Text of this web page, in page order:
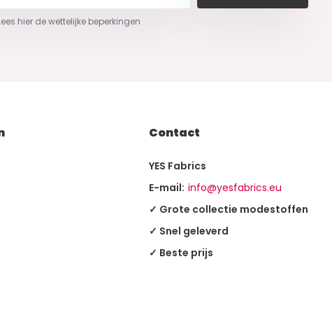
hier de wettelijke beperkingen
Contact
YES Fabrics
E-mail: info@yesfabrics.eu
✓ Grote collectie modestoffen
✓ Snel geleverd
✓ Beste prijs